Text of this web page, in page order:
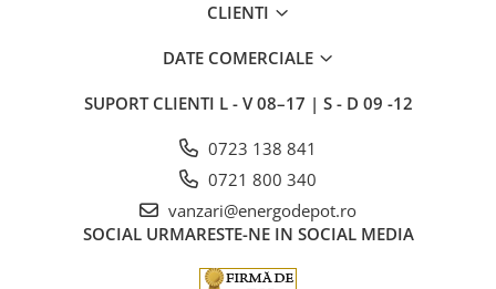
CLIENTI
DATE COMERCIALE
SUPORT CLIENTI L - V 08–17 | S - D 09 -12
0723 138 841
0721 800 340
vanzari@energodepot.ro
SOCIAL URMARESTE-NE IN SOCIAL MEDIA